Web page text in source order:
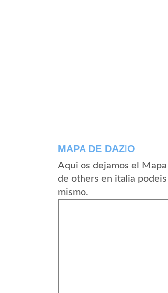
MAPA DE DAZIO
Aqui os dejamos el
de others en italia
mismo.